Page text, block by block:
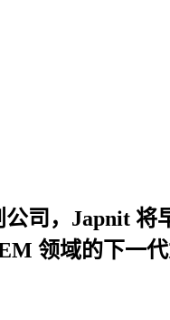
司，Japnit 将
领域的下一代